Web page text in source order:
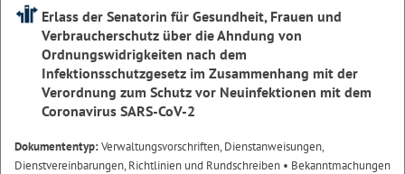
Erlass der Senatorin für Gesundheit, Frauen und
Verbraucherschutz über die Ahndung von
Ordnungswidrigkeiten nach dem
Infektionsschutzgesetz im Zusammenhang mit der
Verordnung zum Schutz vor Neuinfektionen mit dem
Coronavirus SARS-CoV-2
Dokumententyp:Verwaltungsvorschriften, Dienstanweisungen,
Dienstvereinbarungen, Richtlinien und Rundschreiben • Bekanntmachungen